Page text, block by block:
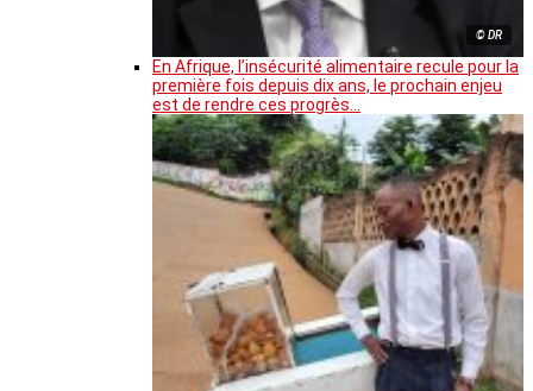
© DR
En Afrique, l’insécurité alimentaire recule pour la
première fois depuis dix ans, le prochain enjeu
est de rendre ces progrès…